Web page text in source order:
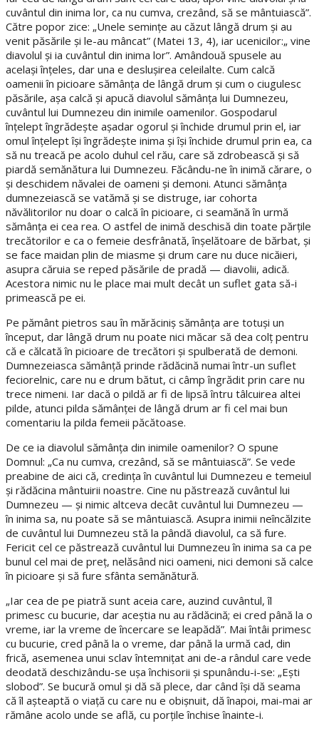
cuvântul din inima lor, ca nu cumva, crezând, să se mântuiască”.
Către popor zice: „Unele seminţe au căzut lângă drum şi au
venit păsările şi le-au mâncat” (Matei 13, 4), iar ucenicilor:„ vine
diavolul şi ia cuvântul din inima lor”. Amândouă spusele au
acelaşi înţeles, dar una e desluşirea celeilalte. Cum calcă
oamenii în picioare sămânţa de lângă drum şi cum o ciugulesc
păsările, aşa calcă şi apucă diavolul sămânţa lui Dumnezeu,
cuvântul lui Dumnezeu din inimile oamenilor. Gospodarul
înţelept îngrădeşte aşadar ogorul şi închide drumul prin el, iar
omul înţelept îşi îngrădeşte inima şi îşi închide drumul prin ea, ca
să nu treacă pe acolo duhul cel rău, care să zdrobească şi să
piardă semănătura lui Dumnezeu. Făcându-ne în inimă cărare, o
şi deschidem năvalei de oameni şi demoni. Atunci sămânţa
dumnezeiască se vatămă şi se distruge, iar cohorta
năvălitorilor nu doar o calcă în picioare, ci seamănă în urmă
sămânţa ei cea rea. O astfel de inimă deschisă din toate părţile
trecătorilor e ca o femeie desfrânată, înşelătoare de bărbat, şi
se face maidan plin de miasme şi drum care nu duce nicăieri,
asupra căruia se reped păsările de pradă — diavolii, adică.
Acestora nimic nu le place mai mult decât un suflet gata să-i
primească pe ei.
Pe pământ pietros sau în mărăciniş sămânţa are totuşi un
început, dar lângă drum nu poate nici măcar să dea colţ pentru
că e călcată în picioare de trecători şi spulberată de demoni.
Dumnezeiasca sămânţă prinde rădăcină numai într-un suflet
feciorelnic, care nu e drum bătut, ci câmp îngrădit prin care nu
trece nimeni. Iar dacă o pildă ar fi de lipsă întru tâlcuirea altei
pilde, atunci pilda sămânţei de lângă drum ar fi cel mai bun
comentariu la pilda femeii păcătoase.
De ce ia diavolul sămânţa din inimile oamenilor? O spune
Domnul: „Ca nu cumva, crezând, să se mântuiască”. Se vede
preabine de aici că, credinţa în cuvântul lui Dumnezeu e temeiul
şi rădăcina mântuirii noastre. Cine nu păstrează cuvântul lui
Dumnezeu — şi nimic altceva decât cuvântul lui Dumnezeu —
în inima sa, nu poate să se mântuiască. Asupra inimii neîncălzite
de cuvântul lui Dumnezeu stă la pândă diavolul, ca să fure.
Fericit cel ce păstrează cuvântul lui Dumnezeu în inima sa ca pe
bunul cel mai de preţ, nelăsând nici oameni, nici demoni să calce
în picioare şi să fure sfânta semănătură.
„Iar cea de pe piatră sunt aceia care, auzind cuvântul, îl
primesc cu bucurie, dar aceştia nu au rădăcină; ei cred până la o
vreme, iar la vreme de încercare se leapădă”. Mai întâi primesc
cu bucurie, cred până la o vreme, dar până la urmă cad, din
frică, asemenea unui sclav întemniţat ani de-a rândul care vede
deodată deschizându-se uşa închisorii şi spunându-i-se: „Eşti
slobod”. Se bucură omul şi dă să plece, dar când îşi dă seama
că îl aşteaptă o viaţă cu care nu e obişnuit, dă înapoi, mai-mai ar
rămâne acolo unde se află, cu porţile închise înainte-i.